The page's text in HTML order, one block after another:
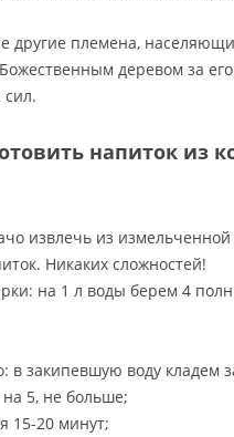
другие племена,
деревом за
напиток из
извлечь из
Никаких сложностей!
на 1 л воды берем 4
в закипевшую воду кладем
5, не больше;
15-20 минут;